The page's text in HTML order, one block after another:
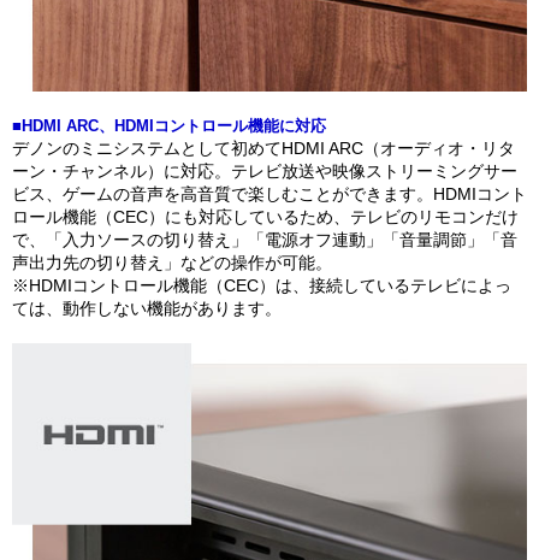
■HDMI ARC、HDMIコントロール機能に対応
デノンのミニシステムとして初めてHDMI ARC（オーディオ・リタ
ーン・チャンネル）に対応。テレビ放送や映像ストリーミングサー
ビス、ゲームの音声を高音質で楽しむことができます。HDMIコント
ロール機能（CEC）にも対応しているため、テレビのリモコンだけ
で、「入力ソースの切り替え」「電源オフ連動」「音量調節」「音
声出力先の切り替え」などの操作が可能。
※HDMIコントロール機能（CEC）は、接続しているテレビによっ
ては、動作しない機能があります。